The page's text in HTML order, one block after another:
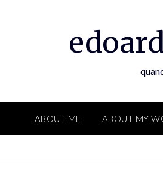
ABOUT ME ABOUT MY